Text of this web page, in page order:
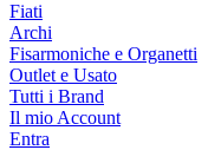
Fiati
Archi
Fisarmoniche e Organetti
Outlet e Usato
Tutti i Brand
Il mio Account
Entra